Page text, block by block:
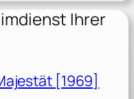
Ihrer
[1969]